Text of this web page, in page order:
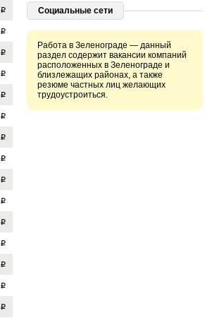
p
p
p
p
p
p
p
p
p
p
p
p
p
p
p
Социальные сети
Работа в Зеленограде — данный
раздел содержит вакансии компаний
расположенных в Зеленограде и
близлежащих районах, а также
резюме частных лиц желающих
трудоустроиться.